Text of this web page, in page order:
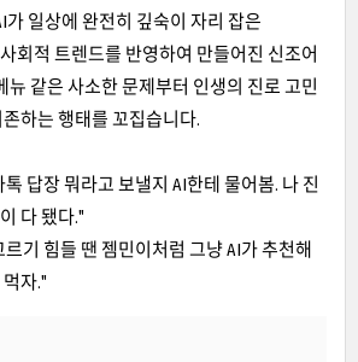
가 일상에 완전히 깊숙이 자리 잡은
사회적 트렌드를 반영하여 만들어진 신조어
뉴 같은 사소한 문제부터 인생의 진로 고민
하는 행태를 꼬집습니다.
톡 답장 뭐라고 보낼지 AI한테 물어봄. 나 진
다 됐다."
르기 힘들 땐 젬민이처럼 그냥 AI가 추천해
자."